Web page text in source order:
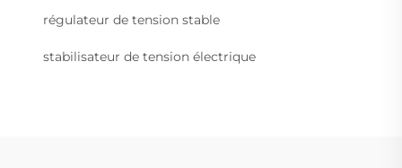
régulateur de tension stable
stabilisateur de tension électrique